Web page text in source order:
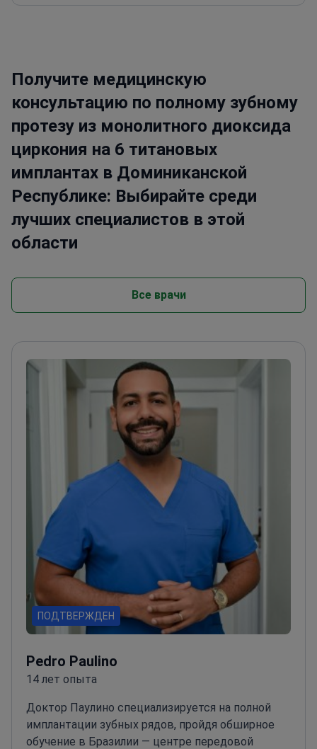
Получите медицинскую
консультацию по полному зубному
протезу из монолитного диоксида
циркония на 6 титановых
имплантах в Доминиканской
Республике: Выбирайте среди
лучших специалистов в этой
области
Все врачи
ПОДТВЕРЖДЕН
Pedro Paulino
14 лет опыта
Доктор Паулино специализируется на полной
имплантации зубных рядов, пройдя обширное
обучение в Бразилии — центре передовой